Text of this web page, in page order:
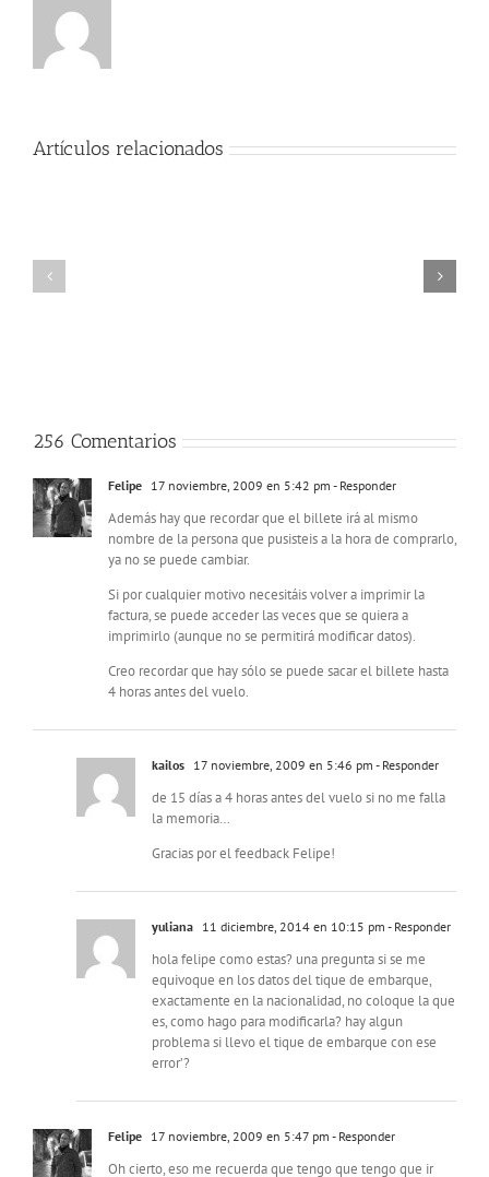
Artículos relacionados
qué
Canarias
256 Comentarios
Felipe 17 noviembre, 2009 en 5:42 pm - Responder
Además hay que recordar que el billete irá al mismo
nombre de la persona que pusisteis a la hora de comprarlo,
ya no se puede cambiar.
Si por cualquier motivo necesitáis volver a imprimir la
factura, se puede acceder las veces que se quiera a
imprimirlo (aunque no se permitirá modificar datos).
Creo recordar que hay sólo se puede sacar el billete hasta
4 horas antes del vuelo.
kailos 17 noviembre, 2009 en 5:46 pm - Responder
de 15 días a 4 horas antes del vuelo si no me falla
la memoria…
Gracias por el feedback Felipe!
yuliana 11 diciembre, 2014 en 10:15 pm - Responder
hola felipe como estas? una pregunta si se me
equivoque en los datos del tique de embarque,
exactamente en la nacionalidad, no coloque la que
es, como hago para modificarla? hay algun
problema si llevo el tique de embarque con ese
error’?
Felipe 17 noviembre, 2009 en 5:47 pm - Responder
Oh cierto, eso me recuerda que tengo que tengo que ir